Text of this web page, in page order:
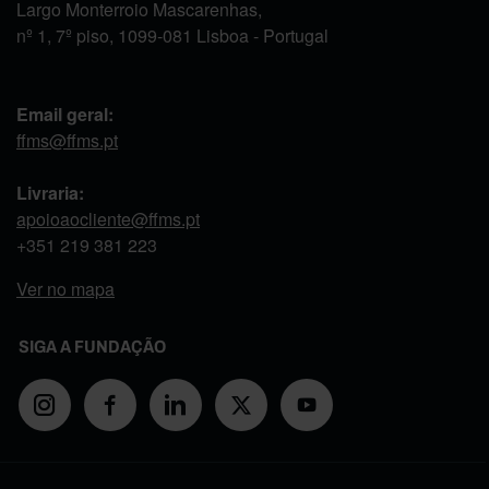
Largo Monterroio Mascarenhas,
nº 1, 7º piso, 1099-081 Lisboa - Portugal
Email geral:
ffms@ffms.pt
Livraria:
apoioaocliente@ffms.pt
+351 219 381 223
Ver no mapa
SIGA A FUNDAÇÃO